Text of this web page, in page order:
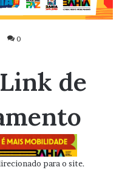
0
de
para o site.